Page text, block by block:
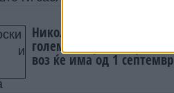
Николоски уверува и
големата кражба градски
воз ќе има од 1